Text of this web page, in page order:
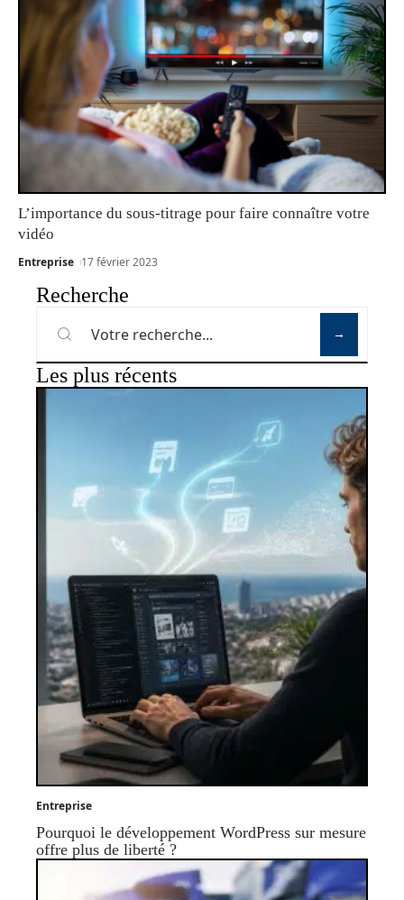
L’importance du sous-titrage pour faire connaître votre
vidéo
Entreprise 17 février 2023
Recherche
Les plus récents
Entreprise
Pourquoi le développement WordPress sur mesure
offre plus de liberté ?